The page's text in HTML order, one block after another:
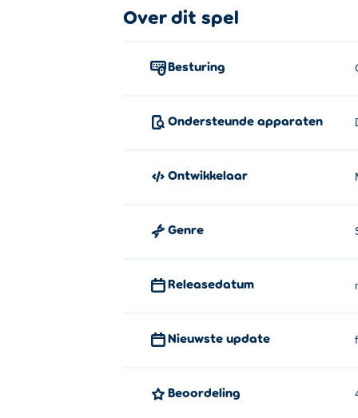
Schiet - L of X
Over de maker:
Football Legends is gemaakt door
Moto X3M 5 Pool
Over dit spel
Besturing
Ondersteunde apparaten
Ontwikkelaar
Genre
Releasedatum
Nieuwste update
Beoordeling